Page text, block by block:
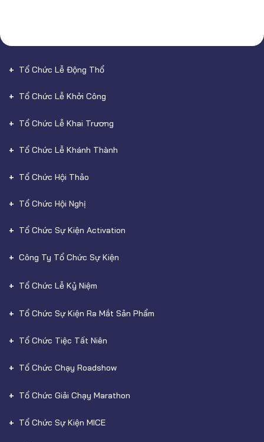
Tổ Chức Lễ Động Thổ
Tổ Chức Lễ Khởi Công
Tổ Chức Lễ Khai Trương
Tổ Chức Lễ Khánh Thành
Tổ Chức Hội Thảo
Tổ Chức Hội Nghị
Tổ Chức Sự Kiện Activation
Công Ty Tổ Chức Sự Kiện
Tổ Chức Lễ Kỷ Niệm
Tổ Chức Sự Kiện Ra Mắt Sản Phẩm
Tổ Chức Tiệc Tất Niên
Tổ Chức Chạy Roadshow
Tổ Chức Giải Chạy Marathon
Tổ Chức Sự Kiện MICE